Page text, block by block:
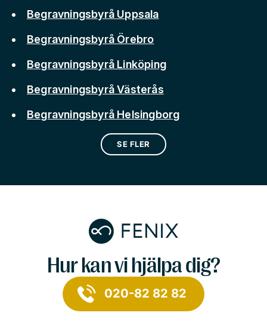
Begravningsbyrå Uppsala
Begravningsbyrå Örebro
Begravningsbyrå Linköping
Begravningsbyrå Västerås
Begravningsbyrå Helsingborg
SE FLER
Hur kan vi hjälpa dig?
020-82 82 82